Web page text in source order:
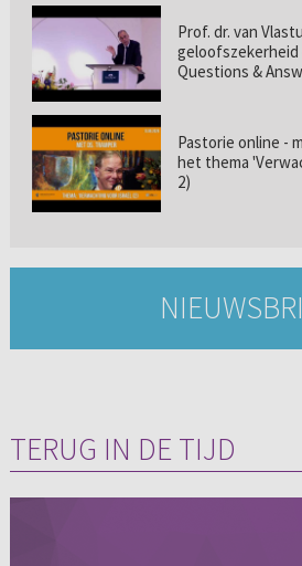
Prof. dr. van
geloofszekerheid
Questions &
Pastorie online -
het thema
2)
TERUG IN DE TIJD